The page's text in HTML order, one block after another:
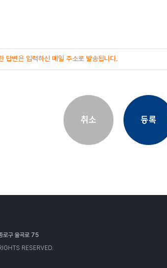
답변은 입력하신 메일 주소로 발송됩니다.
취소 등록
로구 율곡로 75
RESERVED.